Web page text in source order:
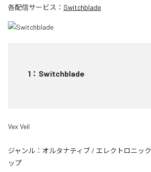
各配信サービス： Switchblade
1 ： Switchblade
Vex Veil
ジャンル： オルタナティブ / エレクトロニック
ップ